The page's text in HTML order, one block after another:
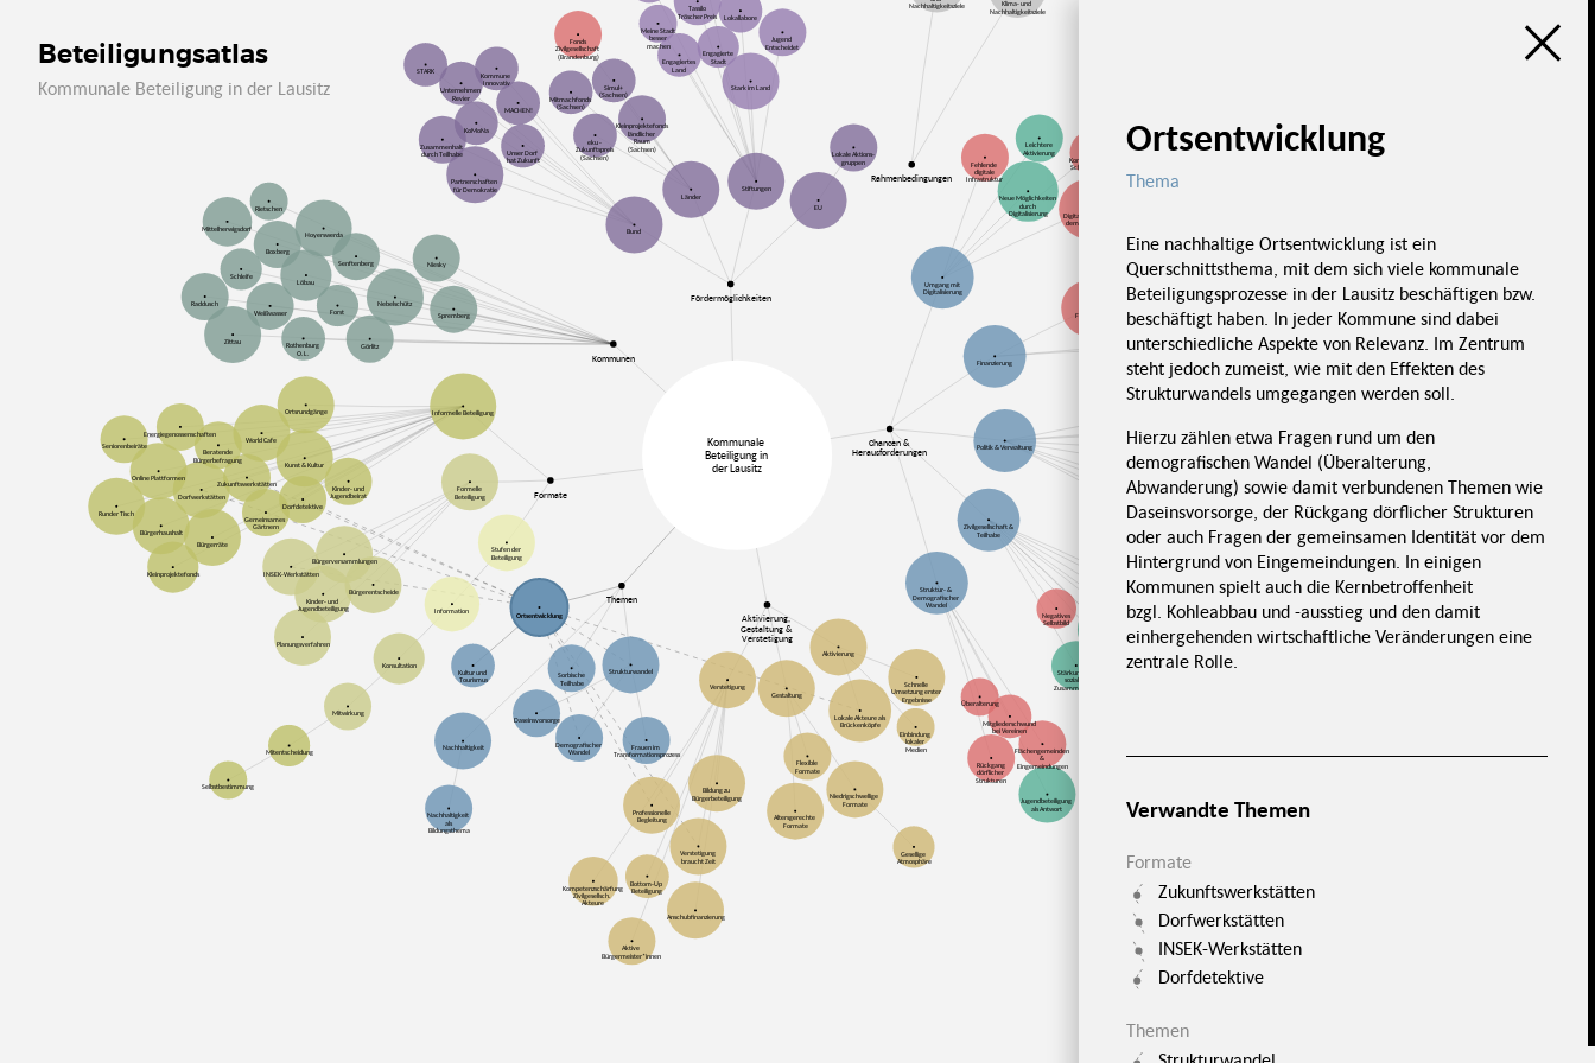
Beteiligungsatlas
Kommunale Beteiligung in der Lausitz
Kommunale
Beteiligung in
der Lausitz
Formate
Rahmenbedingungen
Chancen &
Herausforderungen
Kommunen
Fördermöglichkeiten
Aktivierung,
Gestaltung &
Verstetigung
Themen
Stufen der
Beteiligung
Formelle
Beteiligung
Informelle Beteiligung
Klima- und
Nachhaltigkeitsziele
Nachhaltigkeitsziele
Struktur- &
Demografischer
Wandel
Zivilgesellschaft &
Teilhabe
Politik & Verwaltung
Umgang mit
Digitalisierung
Finanzierung
Boxberg
Spremberg
Senftenberg
Görlitz
Niesky
Löbau
Hoyerswerda
Mittelherwigsdorf
Forst
Nebelschütz
Zittau
Raddusch
Rothenburg
O.L.
Rietschen
Schleife
Weißwasser
Bund
Länder
Stiftungen
EU
Verstetigung
Aktivierung
Gestaltung
Strukturwandel
Ortsentwicklung
Sorbische
Teilhabe
Nachhaltigkeit
Information
Bürgerversammlungen
Planungsverfahren
Bürgerentscheide
Kinder- und
Jugendbeteiligung
INSEK-Werkstätten
Beratende
Bürgerbefragung
Bürgerhaushalt
Bürgerräte
Energiegenossenschaften
Ortsrundgänge
Kleinprojektefonds
Kunst & Kultur
Dorfwerkstätten
Runder Tisch
Dorfdetektive
World Cafe
Seniorenbeiräte
Kinder- und
Jugendbeirat
Zukunftswerkstätten
Online Plattformen
Gemeinsames
Gärtnern
Überalterung
Mitgliederschwund
bei Vereinen
Jugendbeteiligung
als Antwort
Rückgang
dörflicher
Strukturen
Flächengemeinden
&
Eingemeindungen
Akzeptanz für
politische
Stärkung des
sozialen
Zusammenhalts
Selbstwirksamkeit
Geringe Bereitschaft
Negatives
Selbstbild
Fehlendes
politische
Prozesse
BürgermeisterInnen
als Ehrenamt
Fehlende
Ressourcen
Bereitschaft der
Kommunen im
Verbesserte
Kommunikation
und Verwaltung
management
Lernende
Verwaltung
Starre
Verwaltungsprozesse
Entlastung
von
Entscheidungsträger*innen
Fehlende
digitale
Infrastruktur
Digitalisierung und
demografischer
Kommunikative
Schwierigkeiten
Neue Möglichkeiten
durch
Digitalisierung
Leichtere
Aktivierung
Förderung
Kommunen
Lokale
nutzbar machen
STARK
Unternehmen
Revier
KoMoNa
MACHEN!
Unser Dorf
hat Zukunft
Partnerschaften
für Demokratie
Kommune
Innovativ
Zusammenhalt
durch Teilhabe
Simul+
(Sachsen)
Mitmachfonds
(Sachsen)
eku -
Zukunftspreis
(Sachsen)
Fonds
Zivilgesellschaft
(Brandenburg)
Kleinprojektefonds
ländlicher
Raum
(Sachsen)
Meine Stadt
besser
machen
Engagierte
Stadt
Lokallabore
Tassilo
Tröscher Preis
Jugend
Entscheidet
Stark im Land
Engagiertes
Land
Lokale Aktions-
gruppen
Professionelle
Begleitung
Aktive
Bürgermeister*innen
Kompetenzschärfung
Zivilgesellsch.
Akteure
Bildung zu
Bürgerbeteiligung
Bottom-Up
Beteiligung
Anschubfinanzierung
Verstetigung
braucht Zeit
Lokale Akteure als
Brückenköpfe
Einbindung
lokaler
Medien
Schnelle
Umsetzung erster
Ergebnisse
Niedrigschwellige
Formate
Flexible
Formate
Altersgerechte
Formate
Daseinsvorsorge
Demografischer
Wandel
Frauen im
Transformationsprozess
Kultur und
Tourismus
Nachhaltigkeit
als
Bildungsthema
Konsultation
von
Beteiligung
Einbindung in
politische
Willkür
Hohe
Erwartungen an
Kommunen
Stellen
Komplexe
Förderlandschaft
Eigenanteile
Projektarbeit &
Projektitis
Gesellige
Atmosphäre
Mitwirkung
Mitentscheidung
Selbstbestimmung
Ortsentwicklung
Thema
Eine nachhaltige Ortsentwicklung ist ein
Querschnittsthema, mit dem sich viele kommunale
Beteiligungsprozesse in der Lausitz beschäftigen bzw.
beschäftigt haben. In jeder Kommune sind dabei
unterschiedliche Aspekte von Relevanz. Im Zentrum
steht jedoch zumeist, wie mit den Effekten des
Strukturwandels umgegangen werden soll.
Hierzu zählen etwa Fragen rund um den
demografischen Wandel (Überalterung,
Abwanderung) sowie damit verbundenen Themen wie
Daseinsvorsorge, der Rückgang dörflicher Strukturen
oder auch Fragen der gemeinsamen Identität vor dem
Hintergrund von Eingemeindungen. In einigen
Kommunen spielt auch die Kernbetroffenheit
bzgl. Kohleabbau und -ausstieg und den damit
einhergehenden wirtschaftliche Veränderungen eine
zentrale Rolle.
Verwandte Themen
Formate
Zukunftswerkstätten
Dorfwerkstätten
INSEK-Werkstätten
Dorfdetektive
Themen